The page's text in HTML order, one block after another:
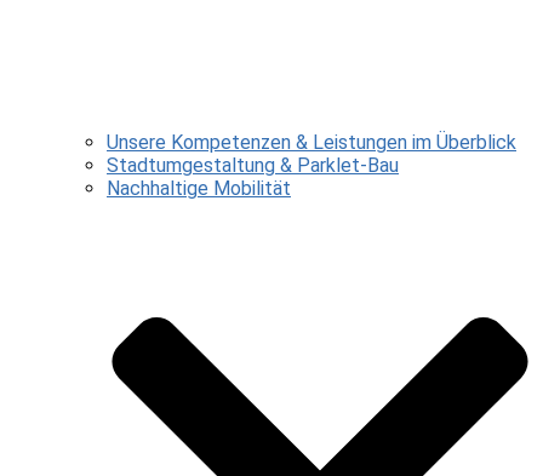
Unsere Kompetenzen & Leistungen im Überblick
Stadtumgestaltung & Parklet-Bau
Nachhaltige Mobilität